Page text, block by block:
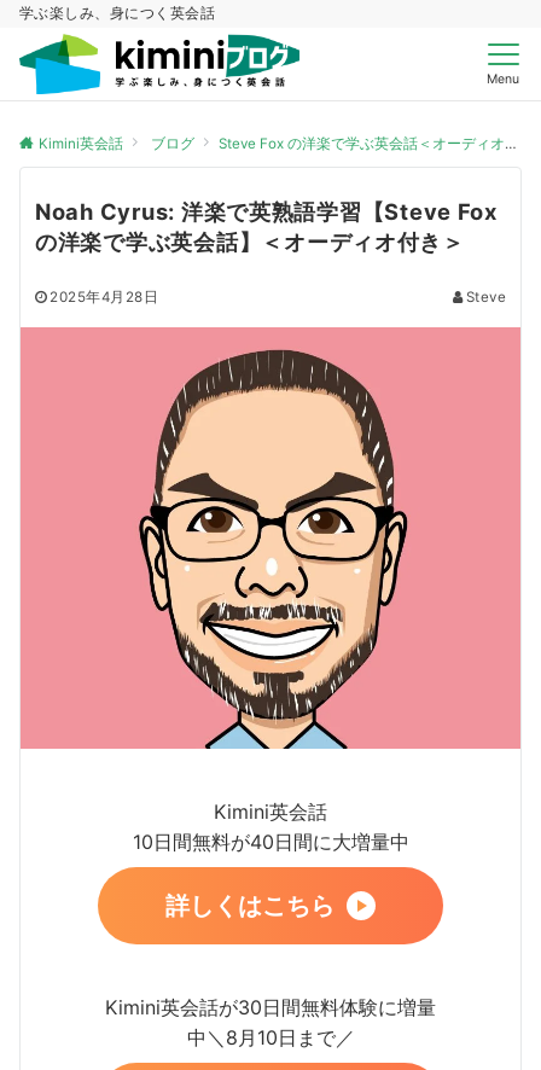
学ぶ楽しみ、身につく英会話
Menu
Kimini英会話 ブログ Steve Fox の洋楽で学ぶ英会話＜オーディオ付き＞
Noah Cyrus: 洋楽で英熟語学習【Steve Fox
の洋楽で学ぶ英会話】＜オーディオ付き＞
2025年4月28日 Steve
Kimini英会話
10日間無料が40日間に大増量中
詳しくはこちら
Kimini英会話が30日間無料体験に増量
中＼8月10日まで／